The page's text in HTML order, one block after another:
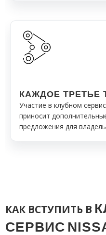
КАЖДОЕ ТРЕТЬЕ
Участие в клубном
приносит
предложения для
КАК ВСТУПИТЬ В
СЕРВИС